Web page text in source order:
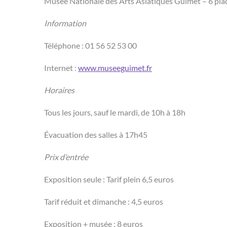
Information
Téléphone : 01 56 52 53 00
Internet : www.museeguimet.fr
Horaires
Tous les jours, sauf le mardi, de 10h à 18h
Évacuation des salles à 17h45
Prix d’entrée
Exposition seule : Tarif plein 6,5 euros
Tarif réduit et dimanche : 4,5 euros
Exposition + musée : 8 euros